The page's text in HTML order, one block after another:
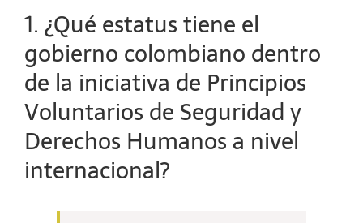
1. ¿Qué estatus tiene el
gobierno colombiano dentro
de la iniciativa de Principios
Voluntarios de Seguridad y
Derechos Humanos a nivel
internacional?